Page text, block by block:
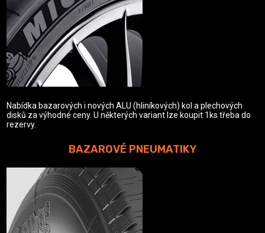
Nabídka bazarových i nových ALU (hliníkových) kol a plechových
disků za výhodné ceny. U některých variant lze koupit 1ks třeba do
rezervy.
BAZAROVÉ PNEUMATIKY